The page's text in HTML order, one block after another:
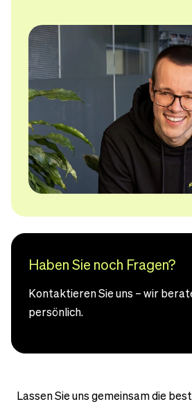
Haben Sie noch Fragen?
Kontaktieren Sie uns – wir
persönlich.
Lassen Sie uns gemeinsam die